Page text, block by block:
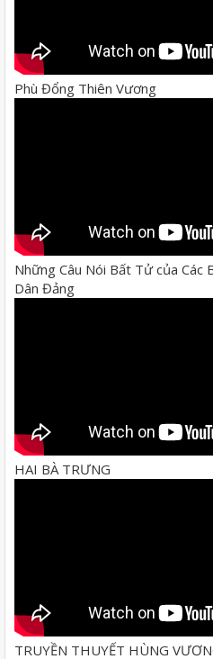
Phù Đổng Thiên Vương
Những Câu Nói Bất Tử của Các
Dân Đảng
HAI BÀ TRƯNG
TRUYỀN THUYẾT HÙNG